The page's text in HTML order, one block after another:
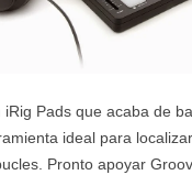
iRig Pads que acaba de
ideal para
Pronto apoyar